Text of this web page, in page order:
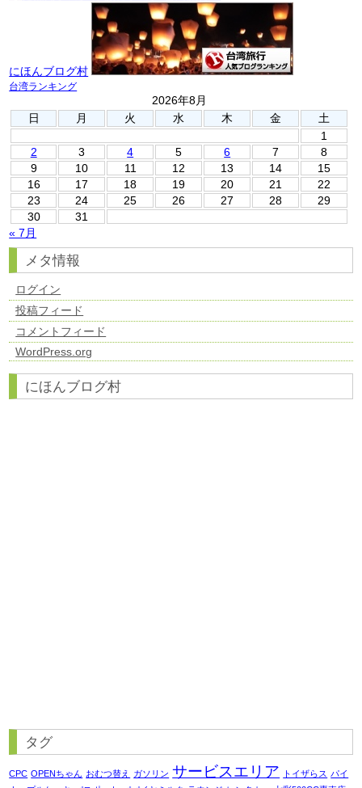
にほんブログ村
台湾ランキング
2026年8月
日
月 火 水 木 金
土
1
2
3 4 5 6 7
8
9
10 11 12 13 14
15
16
17 18 19 20 21
22
23
24 25 26 27 28
29
30
31
« 7月
メタ情報
ログイン
投稿フィード
コメントフィード
WordPress.org
にほんブログ村
タグ
CPC OPENちゃん おむつ替え ガソリン サービスエリア トイザらス パイ